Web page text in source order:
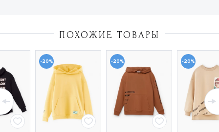
ПОХОЖИЕ ТОВАРЫ
-20% -20% -20%